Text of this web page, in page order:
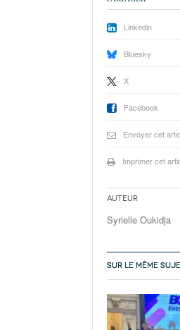
Linkedin
Bluesky
X
Facebook
Envoyer cet
Imprimer cet
Auteur
Syrielle Oukidja
SUR LE MÊME